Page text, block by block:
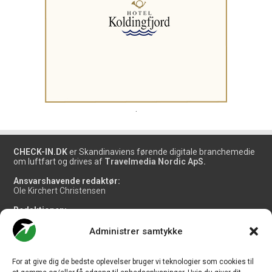
Administrer samtykke
For at give dig de bedste oplevelser bruger vi teknologier som cookies til
CHECK-IN.DK er Skandinaviens førende digitale branchemedie
om luftfart og drives af Travelmedia Nordic ApS.
Ansvarshavende redaktør:
Ole Kirchert Christensen
Redaktionen:
Christian Granhøj Skouboe
Henrik Baumgarten
Danny Longhi Andreasen
Salg og jobannoncer: